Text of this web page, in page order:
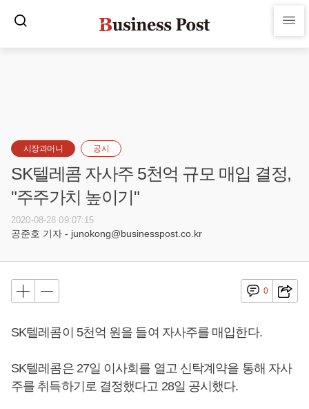
시장과머니 공시
SK텔레콤 자사주 5천억 규모 매입 결정,
"주주가치 높이기"
2020-08-28 09:07:15
공준호 기자 - junokong@businesspost.co.kr
0
SK텔레콤이 5천억 원을 들여 자사주를 매입한다.
SK텔레콤은 27일 이사회를 열고 신탁계약을 통해 자사
주를 취득하기로 결정했다고 28일 공시했다.